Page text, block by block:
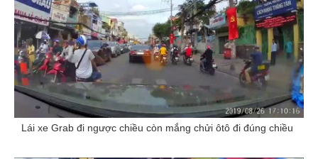
Lái xe Grab đi ngược chiều còn mắng chửi ôtô đi đúng chiều